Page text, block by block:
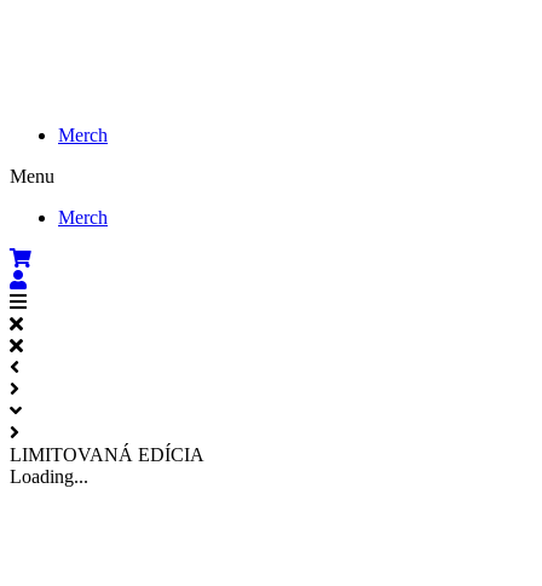
Merch
Menu
Merch
LIMITOVANÁ EDÍCIA
Loading...